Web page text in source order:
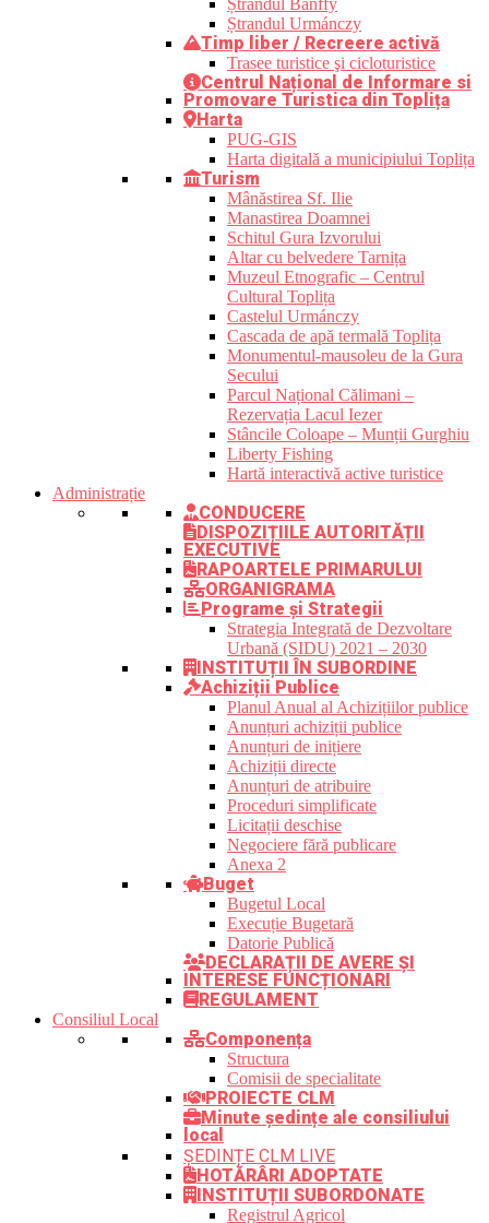
Ștrandul Bánffy
Ștrandul Urmánczy
Timp liber / Recreere activă
Trasee turistice şi cicloturistice
Centrul Național de Informare si
Promovare Turistica din Toplița
Harta
PUG-GIS
Harta digitală a municipiului Toplița
Turism
Mânăstirea Sf. Ilie
Manastirea Doamnei
Schitul Gura Izvorului
Altar cu belvedere Tarnița
Muzeul Etnografic – Centrul
Cultural Toplița
Castelul Urmánczy
Cascada de apă termală Toplița
Monumentul-mausoleu de la Gura
Secului
Parcul Național Călimani –
Rezervația Lacul Iezer
Stâncile Coloape – Munții Gurghiu
Liberty Fishing
Hartă interactivă active turistice
Administrație
CONDUCERE
DISPOZIȚIILE AUTORITĂȚII
EXECUTIVE
RAPOARTELE PRIMARULUI
ORGANIGRAMA
Programe și Strategii
Strategia Integrată de Dezvoltare
Urbană (SIDU) 2021 – 2030
INSTITUȚII ÎN SUBORDINE
Achiziții Publice
Planul Anual al Achizițiilor publice
Anunțuri achiziții publice
Anunțuri de inițiere
Achiziții directe
Anunțuri de atribuire
Proceduri simplificate
Licitații deschise
Negociere fără publicare
Anexa 2
Buget
Bugetul Local
Execuție Bugetară
Datorie Publică
DECLARAȚII DE AVERE ȘI
INTERESE FUNCȚIONARI
REGULAMENT
Consiliul Local
Componența
Structura
Comisii de specialitate
PROIECTE CLM
Minute ședințe ale consiliului
local
ȘEDINȚE CLM LIVE
HOTĂRÂRI ADOPTATE
INSTITUȚII SUBORDONATE
Registrul Agricol